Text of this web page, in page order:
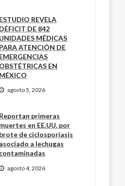
ESTUDIO REVELA
DÉFICIT DE 842
UNIDADES MÉDICAS
PARA ATENCIÓN DE
EMERGENCIAS
OBSTÉTRICAS EN
MÉXICO
agosto 5, 2026
Reportan primeras
muertes en EE.UU. por
brote de ciclosporiasis
asociado a lechugas
contaminadas
agosto 4, 2026